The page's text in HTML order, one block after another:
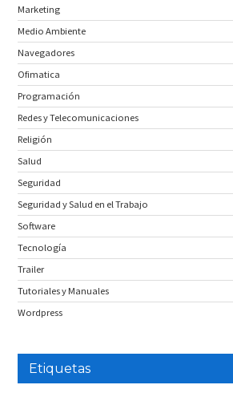
Marketing
Medio Ambiente
Navegadores
Ofimatica
Programación
Redes y Telecomunicaciones
Religión
Salud
Seguridad
Seguridad y Salud en el Trabajo
Software
Tecnología
Trailer
Tutoriales y Manuales
Wordpress
Etiquetas